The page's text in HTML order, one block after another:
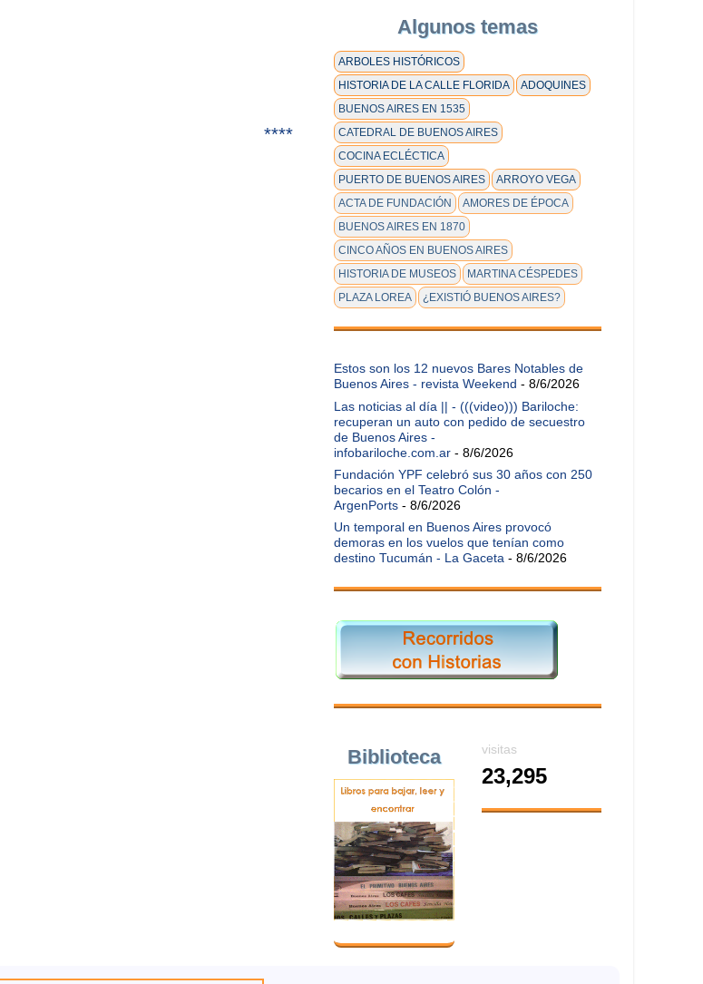
****
Algunos temas
ARBOLES HISTÓRICOS
HISTORIA DE LA CALLE FLORIDA
ADOQUINES
BUENOS AIRES EN 1535
CATEDRAL DE BUENOS AIRES
COCINA ECLÉCTICA
PUERTO DE BUENOS AIRES
ARROYO VEGA
ACTA DE FUNDACIÓN
AMORES DE ÉPOCA
BUENOS AIRES EN 1870
CINCO AÑOS EN BUENOS AIRES
HISTORIA DE MUSEOS
MARTINA CÉSPEDES
PLAZA LOREA
¿EXISTIÓ BUENOS AIRES?
Estos son los 12 nuevos Bares Notables de
Buenos Aires - revista Weekend - 8/6/2026
Las noticias al día || - (((video))) Bariloche:
recuperan un auto con pedido de secuestro
de Buenos Aires -
infobariloche.com.ar - 8/6/2026
Fundación YPF celebró sus 30 años con 250
becarios en el Teatro Colón -
ArgenPorts - 8/6/2026
Un temporal en Buenos Aires provocó
demoras en los vuelos que tenían como
destino Tucumán - La Gaceta - 8/6/2026
Biblioteca visitas
23,295